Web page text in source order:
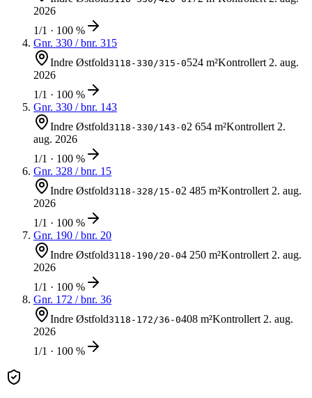
2026
1/1 · 100 %
Gnr. 330 / bnr. 315
Indre Østfold3118-330/315-0524 m²Kontrollert 2. aug.
2026
1/1 · 100 %
Gnr. 330 / bnr. 143
Indre Østfold3118-330/143-02 654 m²Kontrollert 2.
aug. 2026
1/1 · 100 %
Gnr. 328 / bnr. 15
Indre Østfold3118-328/15-02 485 m²Kontrollert 2. aug.
2026
1/1 · 100 %
Gnr. 190 / bnr. 20
Indre Østfold3118-190/20-04 250 m²Kontrollert 2. aug.
2026
1/1 · 100 %
Gnr. 172 / bnr. 36
Indre Østfold3118-172/36-0408 m²Kontrollert 2. aug.
2026
1/1 · 100 %